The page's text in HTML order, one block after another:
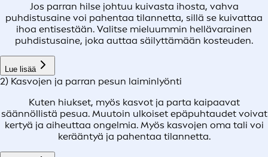
Jos parran hilse johtuu kuivasta ihosta, vahva
puhdistusaine voi pahentaa tilannetta, sillä se kuivattaa
ihoa entisestään. Valitse mieluummin hellävarainen
puhdistusaine, joka auttaa säilyttämään kosteuden.
Lue lisää
2) Kasvojen ja parran pesun laiminlyönti
Kuten hiukset, myös kasvot ja parta kaipaavat
säännöllistä pesua. Muutoin ulkoiset epäpuhtaudet voivat
kertyä ja aiheuttaa ongelmia. Myös kasvojen oma tali voi
kerääntyä ja pahentaa tilannetta.